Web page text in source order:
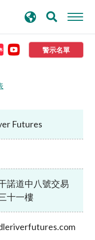
警示名單
Futures
諾道中八號交易
十一樓